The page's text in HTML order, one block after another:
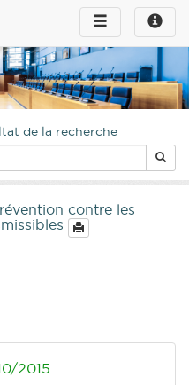
Toggle
infos
Toggle
navigation
de la recherche
contre les
2015